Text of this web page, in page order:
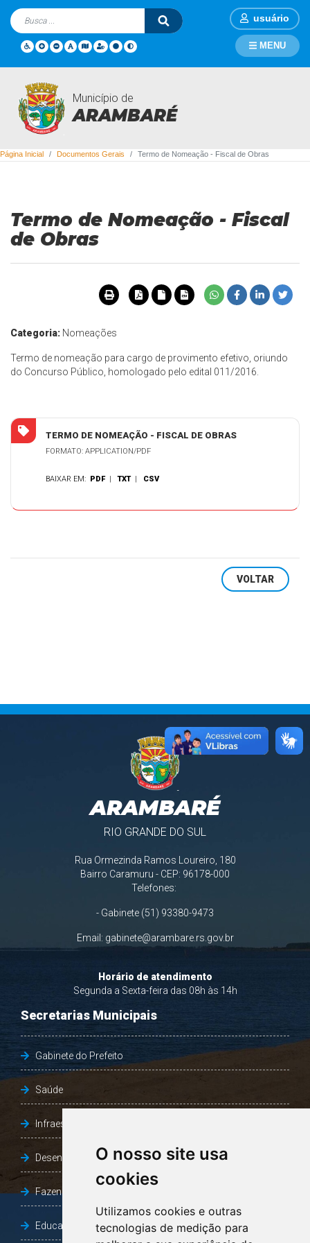
O nosso site usa
cookies
Utilizamos cookies e outras
tecnologias de medição para
usuário
Município de
ARAMBARÉ
MENU
Documentos Gerais
Página Inicial Documentos Gerais Termo de Nomeação - Fiscal de Obras
Termo de Nomeação - Fiscal
de Obras
Categoria: Nomeações
Termo de nomeação para cargo de provimento efetivo, oriundo
do Concurso Público, homologado pelo edital 011/2016.
TERMO DE NOMEAÇÃO - FISCAL DE OBRAS
FORMATO: APPLICATION/PDF
BAIXAR EM: PDF |TXT | CSV
VOLTAR
ARAMBARÉ
RIO GRANDE DO SUL
Rua Ormezinda Ramos Loureiro, 180
Bairro Caramuru - CEP: 96178-000
Telefones:
- Gabinete (51) 93380-9473
Email: gabinete@arambare.rs.gov.br
Horário de atendimento
Segunda a Sexta-feira das 08h às 14h
Secretarias Municipais
Gabinete do Prefeito
Saúde
Infraestrutura, Agricultura e Meio Ambiente
Desenvolvimento Social
Fazenda e Desenvolvimento Econômico
Educação